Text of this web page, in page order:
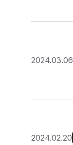
2024.03.06
2024.02.20